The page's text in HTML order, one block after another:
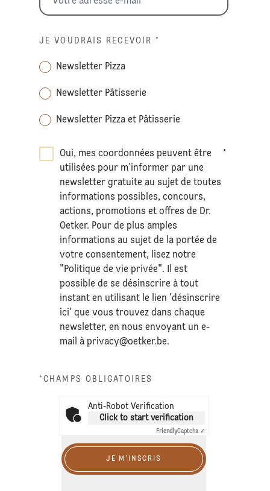
JE VOUDRAIS RECEVOIR *
Newsletter Pizza
Newsletter Pâtisserie
Newsletter Pizza et Pâtisserie
Oui, mes coordonnées peuvent être
utilisées pour m'informer par une
newsletter gratuite au sujet de toutes
informations possibles, concours,
actions, promotions et offres de Dr.
Oetker. Pour de plus amples
informations au sujet de la portée de
votre consentement, lisez notre
"Politique de vie privée". Il est
possible de se désinscrire à tout
instant en utilisant le lien 'désinscrire
ici' que vous trouvez dans chaque
newsletter, en nous envoyant un e-
mail àprivacy@oetker.be.
*
*CHAMPS OBLIGATOIRES
Anti-Robot Verification
Click to start verification
FriendlyCaptcha ⇗
JE M'INSCRIS